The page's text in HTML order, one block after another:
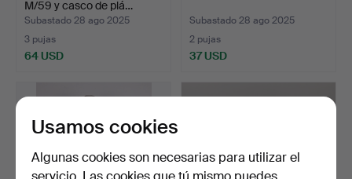
M/59 y casco de plá…
Subastado 28 ago 2025
3 pujas
64 USD
Subastado 28 ago 2025
2 pujas
37 USD
Usamos cookies
Algunas cookies son necesarias para utilizar el